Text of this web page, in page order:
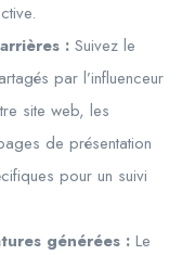
: Suivez le
par l’influenceur
site web, les
de présentation
pour un suivi
générées : Le